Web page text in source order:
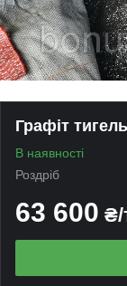
Графіт
В наявності
Роздріб
63 600 ₴/